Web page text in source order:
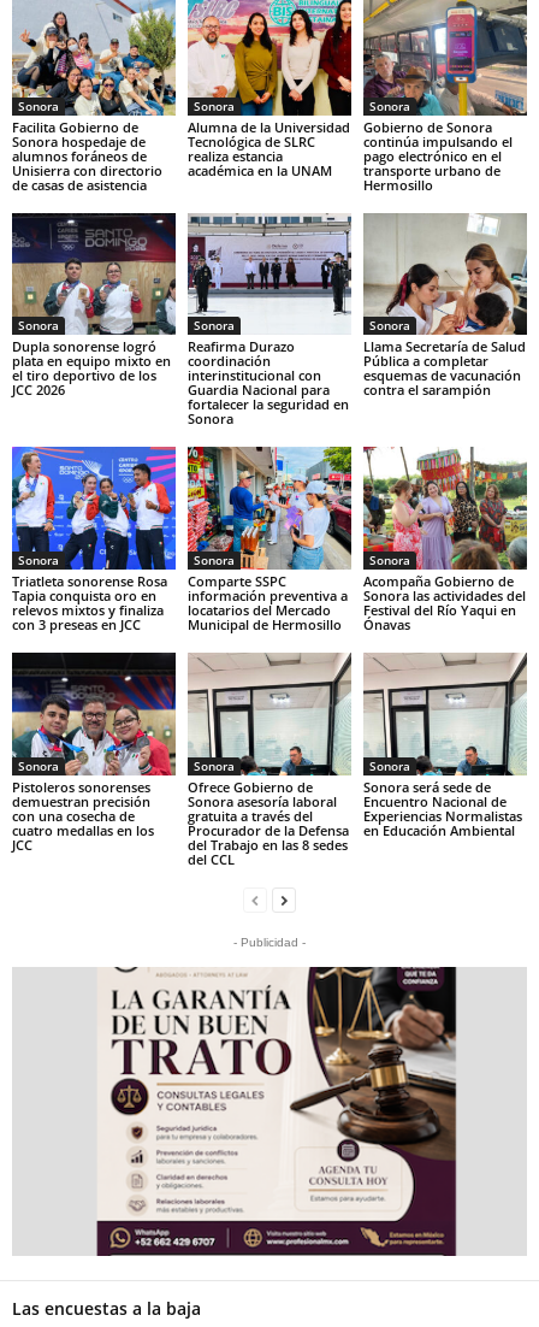
Sonora
Facilita Gobierno de
Sonora hospedaje de
alumnos foráneos de
Unisierra con directorio
de casas de asistencia
Sonora
Alumna de la Universidad
Tecnológica de SLRC
realiza estancia
académica en la UNAM
Sonora
Gobierno de Sonora
continúa impulsando el
pago electrónico en el
transporte urbano de
Hermosillo
Sonora
Dupla sonorense logró
plata en equipo mixto en
el tiro deportivo de los
JCC 2026
Sonora
Reafirma Durazo
coordinación
interinstitucional con
Guardia Nacional para
fortalecer la seguridad en
Sonora
Sonora
Llama Secretaría de Salud
Pública a completar
esquemas de vacunación
contra el sarampión
Sonora
Triatleta sonorense Rosa
Tapia conquista oro en
relevos mixtos y finaliza
con 3 preseas en JCC
Sonora
Comparte SSPC
información preventiva a
locatarios del Mercado
Municipal de Hermosillo
Sonora
Acompaña Gobierno de
Sonora las actividades del
Festival del Río Yaqui en
Ónavas
Sonora
Pistoleros sonorenses
demuestran precisión
con una cosecha de
cuatro medallas en los
JCC
Sonora
Ofrece Gobierno de
Sonora asesoría laboral
gratuita a través del
Procurador de la Defensa
del Trabajo en las 8 sedes
del CCL
Sonora
Sonora será sede de
Encuentro Nacional de
Experiencias Normalistas
en Educación Ambiental
- Publicidad -
Las encuestas a la baja